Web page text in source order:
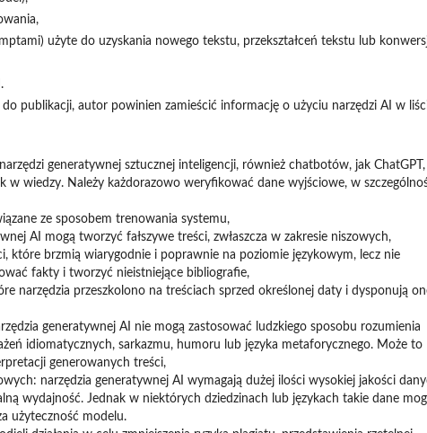
użyte do uzyskania nowego tekstu, przekształceń tekstu lub
publikacji, autor powinien zamieścić informację o użyciu narzędzi AI w
generatywnej sztucznej inteligencji, również chatbotów, jak ChatGPT,
w wiedzy. Należy każdorazowo weryfikować dane wyjściowe, w
ze sposobem trenowania systemu,
AI mogą tworzyć fałszywe treści, zwłaszcza w zakresie niszowych,
które brzmią wiarygodnie i poprawnie na poziomie językowym, lecz nie
fakty i tworzyć nieistniejące bibliografie,
narzędzia przeszkolono na treściach sprzed określonej daty i dysponują
generatywnej AI nie mogą zastosować ludzkiego sposobu rozumienia
idiomatycznych, sarkazmu, humoru lub języka metaforycznego. Może to
generowanych treści,
narzędzia generatywnej AI wymagają dużej ilości wysokiej jakości
wydajność. Jednak w niektórych dziedzinach lub językach takie dane
użyteczność modelu.